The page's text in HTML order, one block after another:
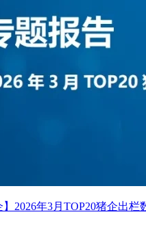
】2026年3月TOP20猪企出